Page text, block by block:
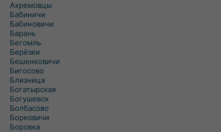
Ахремовцы
Бабиничи
Бабиновичи
Барань
Бегомль
Берёзки
Бешенковичи
Бигосово
Близница
Богатырская
Богушевск
Болбасово
Борковичи
Боровка